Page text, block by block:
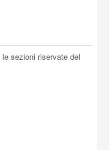
sezioni riservate del